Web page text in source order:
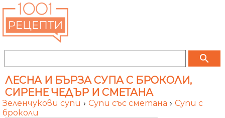
search
ЛЕСНА И БЪРЗА СУПА С БРОКОЛИ,
СИРЕНЕ ЧЕДЪР И СМЕТАНА
Зеленчукови супи › Супи със сметана › Супи с
броколи